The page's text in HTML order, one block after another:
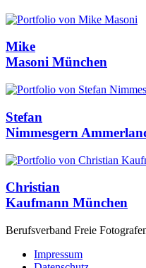
Mike
Masoni München
Stefan
Nimmesgern
Christian
Kaufmann München
Berufsverband Freie
Impressum